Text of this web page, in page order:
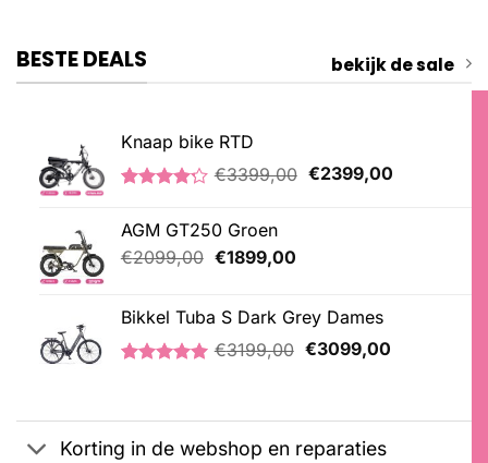
BESTE DEALS bekijk de sale
Knaap bike RTD
4.20 op 5
gebaseerd
op
klantbeoordelingen
€3399,00 Oorspronkelijke
€2399,00Huidige
AGM GT250 Groen
€2099,00 Oorspronkelijke
€2099,00.
€1899,00Huidige
€1899,00.
Bikkel Tuba S Dark Grey Dames
klantbeoordeling
€3199,00 Oorspronkelijke
€3099,00Huidige
Korting in de webshop en reparaties